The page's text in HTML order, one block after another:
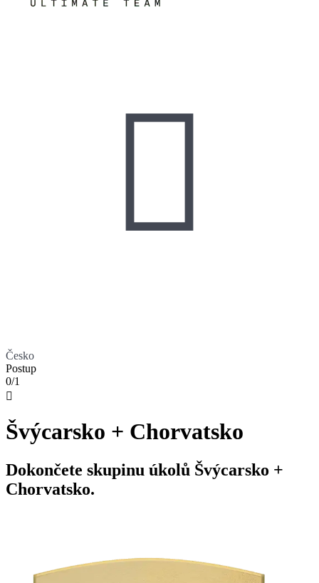

Česko
Postup
0/1

Švýcarsko + Chorvatsko
Dokončete skupinu úkolů Švýcarsko +
Chorvatsko.